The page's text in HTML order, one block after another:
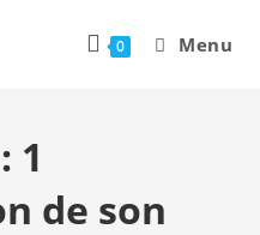
0 Menu
1
de son